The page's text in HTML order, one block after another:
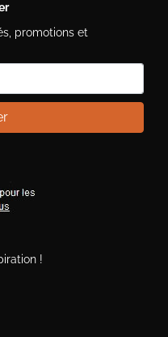
promotions et
!